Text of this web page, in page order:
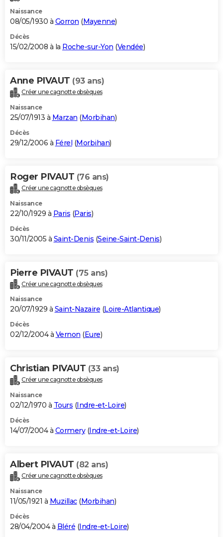
Naissance
08/05/1930 à Gorron (Mayenne)
Décès
15/02/2008 à la Roche-sur-Yon (Vendée)
Anne PIVAUT (93 ans)
Créer une cagnotte obsèques
Naissance
25/07/1913 à Marzan (Morbihan)
Décès
29/12/2006 à Férel (Morbihan)
Roger PIVAUT (76 ans)
Créer une cagnotte obsèques
Naissance
22/10/1929 à Paris (Paris)
Décès
30/11/2005 à Saint-Denis (Seine-Saint-Denis)
Pierre PIVAUT (75 ans)
Créer une cagnotte obsèques
Naissance
20/07/1929 à Saint-Nazaire (Loire-Atlantique)
Décès
02/12/2004 à Vernon (Eure)
Christian PIVAUT (33 ans)
Créer une cagnotte obsèques
Naissance
02/12/1970 à Tours (Indre-et-Loire)
Décès
14/07/2004 à Cormery(Indre-et-Loire)
Albert PIVAUT (82 ans)
Créer une cagnotte obsèques
Naissance
11/05/1921 à Muzillac(Morbihan)
Décès
28/04/2004 à Bléré (Indre-et-Loire)